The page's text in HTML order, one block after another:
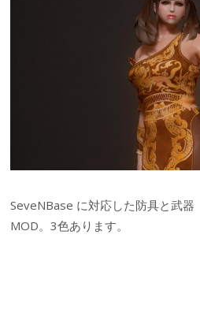
SeveNBase に対応した防具と武器
MOD。3色あります。